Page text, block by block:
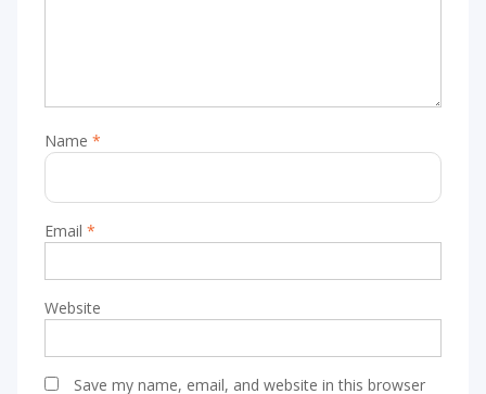
Name *
Email *
Website
Save my name, email, and website in this browser